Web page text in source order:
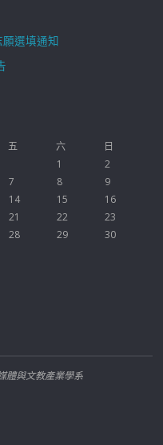
選填通知
五 六
日
1
2
7 8
9
14 15
16
21 22
23
28 29
30
體與文教產業學系